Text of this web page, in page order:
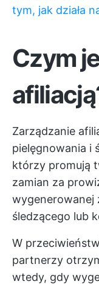
tym, jak działa
Czym
Zarządzanie
pielęgnowania i
którzy promują
zamian za
wygenerowanej
śledzącego lub
W
partnerzy
wtedy, gdy